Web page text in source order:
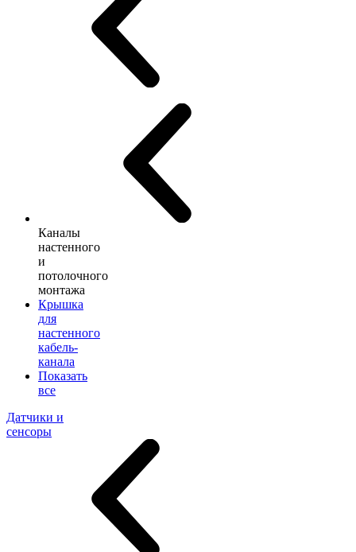
Каналы
настенного
и
потолочного
монтажа
Крышка
для
настенного
кабель-
канала
Показать
все
Датчики и
сенсоры